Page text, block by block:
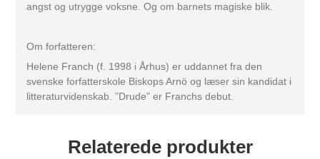
angst og utrygge voksne. Og om barnets magiske blik.
Om forfatteren:
Helene Franch (f. 1998 i Århus) er uddannet fra den
svenske forfatterskole Biskops Arnö og læser sin kandidat i
litteraturvidenskab. ”Drude” er Franchs debut.
Relaterede produkter